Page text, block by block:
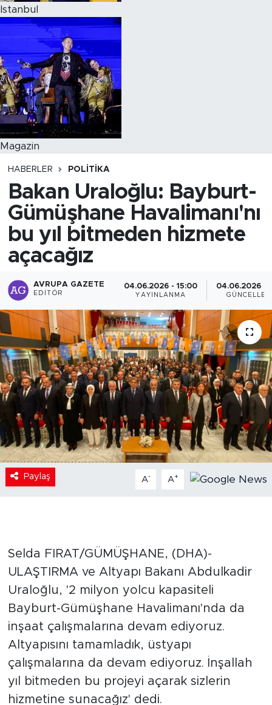
Istanbul
Magazin
HABERLER POLITIKA
Bakan Uraloğlu: Bayburt-
Gümüşhane Havalimanı'nı
bu yıl bitmeden hizmete
açacağız
AVRUPA GAZETE
EDITÖR
04.06.2026 - 15:00
YAYINLANMA
04.06.2026 -
Paylaş A- A+
Selda FIRAT/GÜMÜŞHANE, (DHA)-
ULAŞTIRMA ve Altyapı Bakanı Abdulkadir
Uraloğlu, '2 milyon yolcu kapasiteli
Bayburt-Gümüşhane Havalimanı'nda da
inşaat çalışmalarına devam ediyoruz.
Altyapısını tamamladık, üstyapı
çalışmalarına da devam ediyoruz. İnşallah
yıl bitmeden bu projeyi açarak sizlerin
hizmetine sunacağız' dedi.